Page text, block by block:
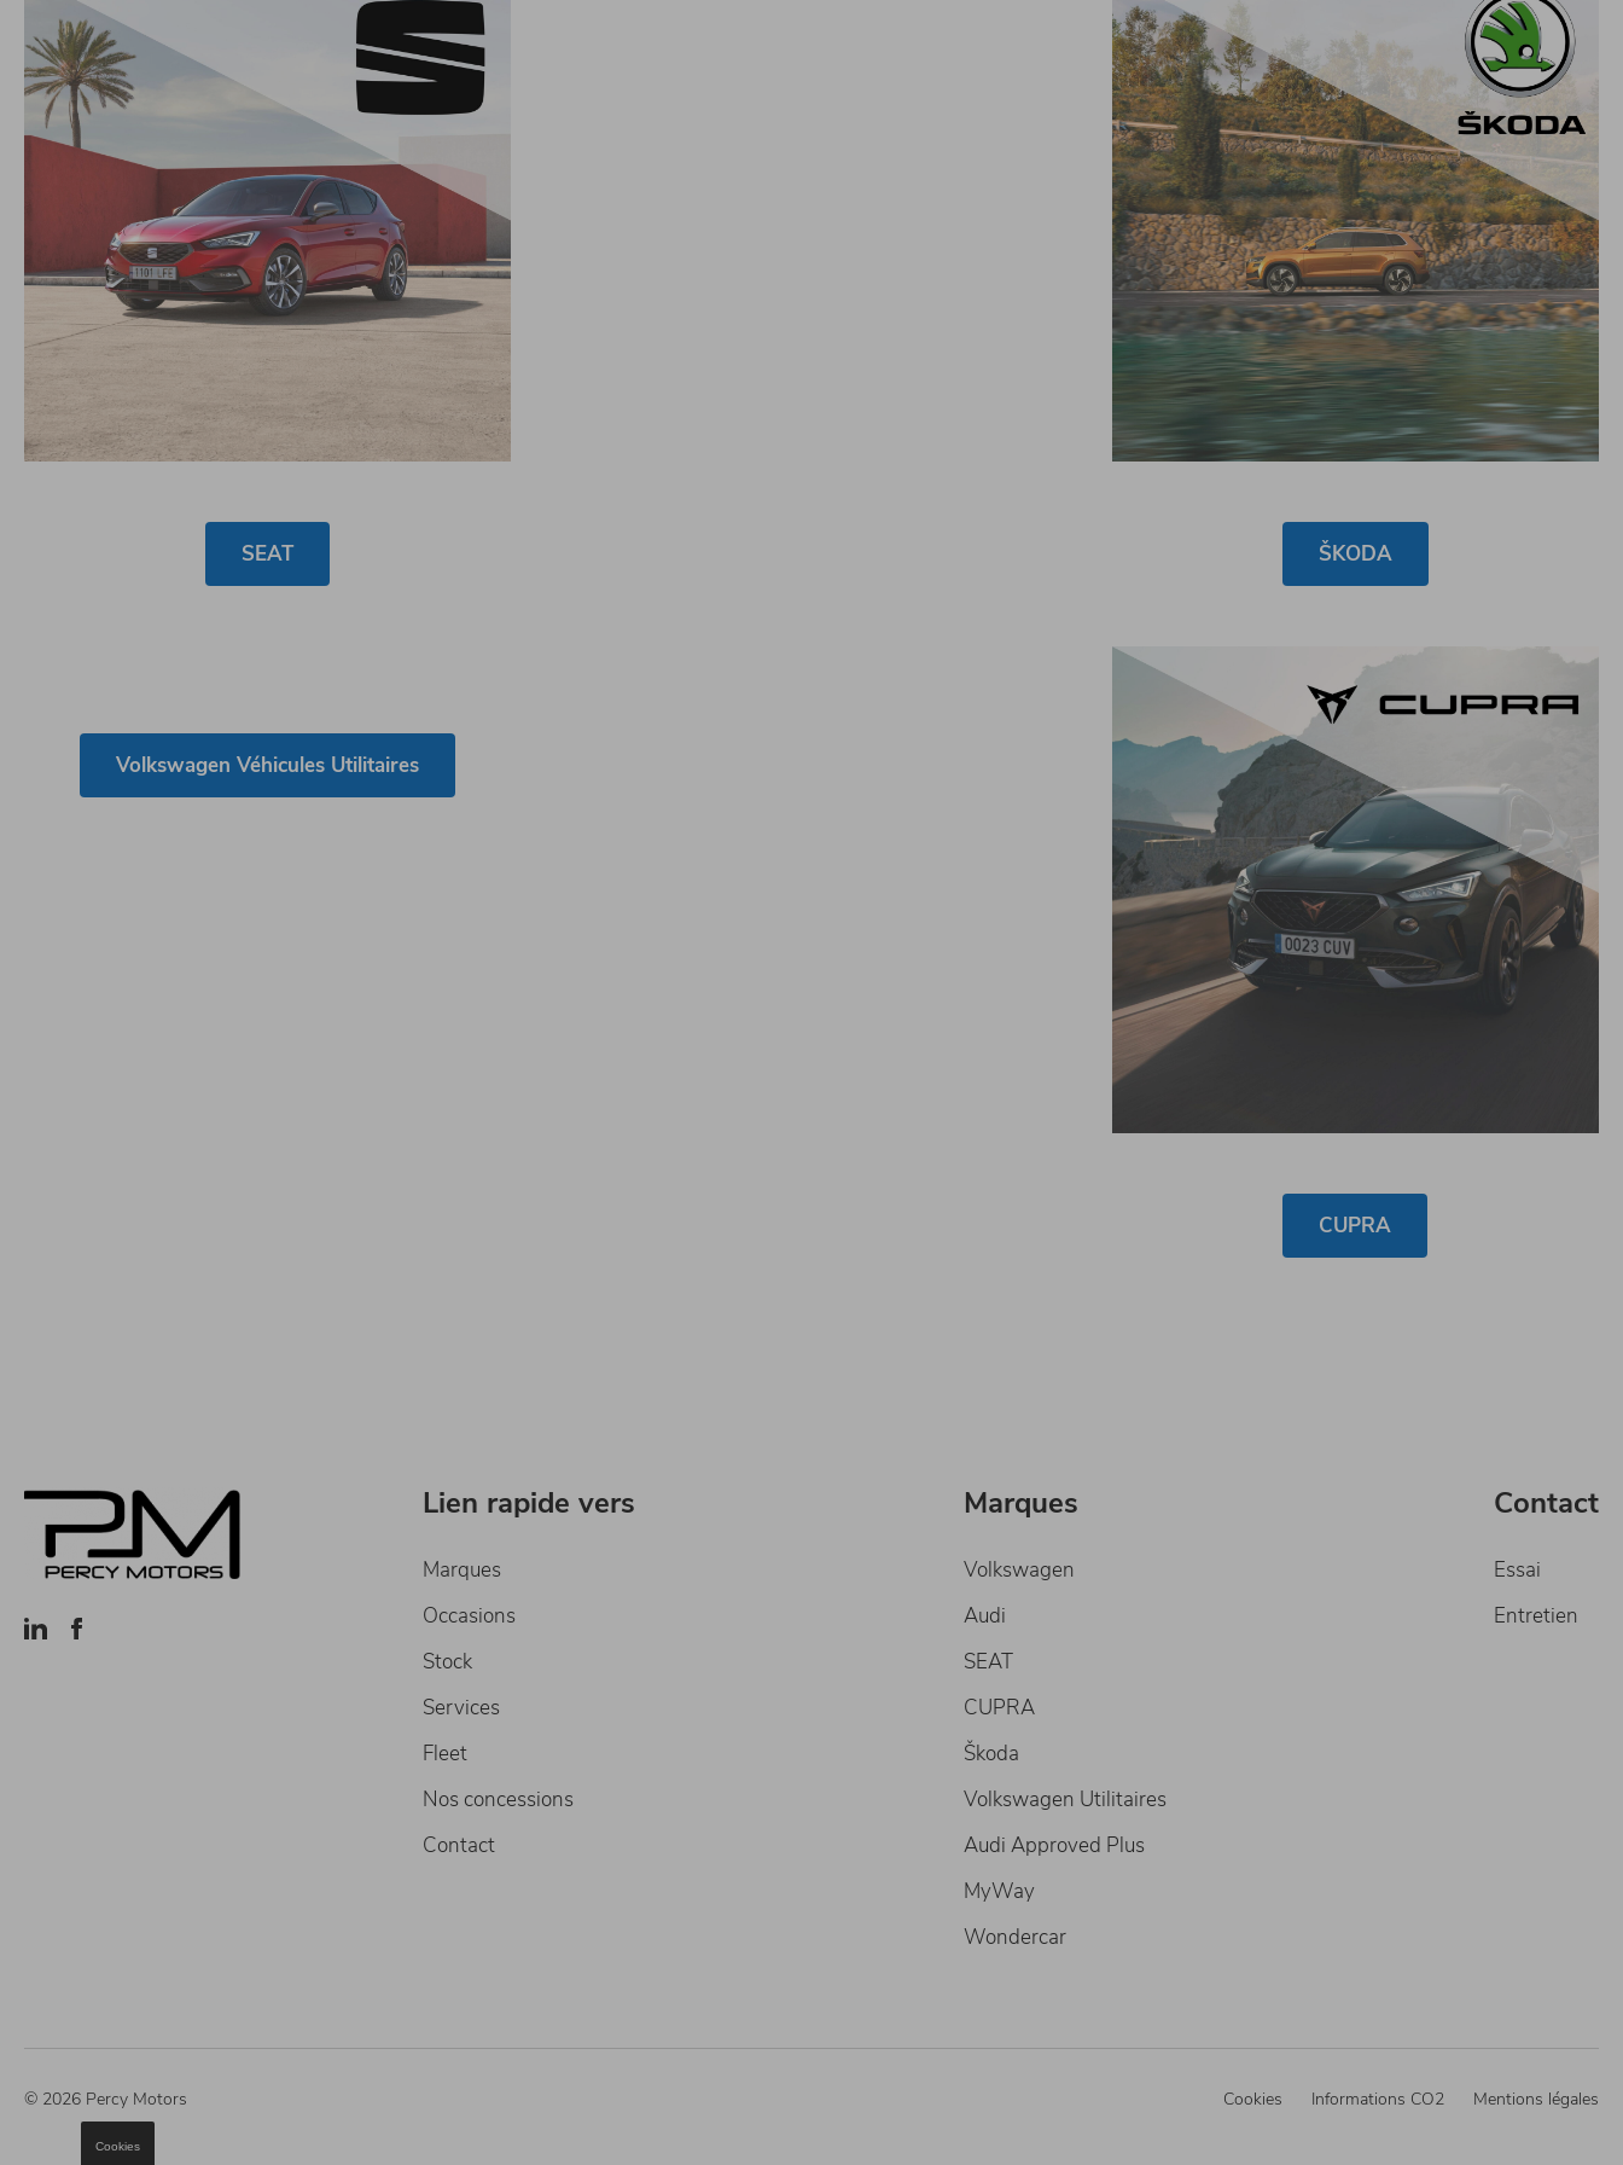
SEAT
Volkswagen Véhicules Utilitaires
ŠKODA
CUPRA
Lien rapide vers
Marques
Occasions
Stock
Services
Fleet
Nos concessions
Contact
Marques
Volkswagen
Audi
SEAT
CUPRA
Škoda
Volkswagen Utilitaires
Audi Approved Plus
MyWay
Wondercar
Contact
Essai
Entretien
© 2026 Percy Motors Cookies Informations CO2 Mentions légales
Cookies